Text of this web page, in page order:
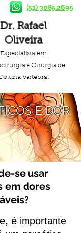
Dr. Rafael
Oliveira
Especialista em
e Cirurgia de
Vertebral
(51) 3085.2695
E DOR
se usar
em dores
é importante